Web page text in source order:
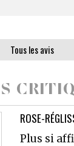
Tous les avis
ROSE-
Plus si